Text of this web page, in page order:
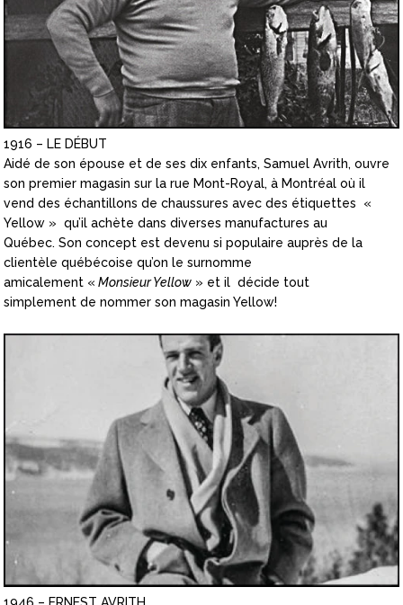
1916 – LE DÉBUT
Aidé de son épouse et de ses dix enfants, Samuel Avrith, ouvre
son premier magasin sur la rue Mont-Royal, à Montréal où il
vend des échantillons de chaussures avec des étiquettes «
Yellow » qu’il achète dans diverses manufactures au
Québec. Son concept est devenu si populaire auprès de la
clientèle québécoise qu’on le surnomme
amicalement « Monsieur Yellow » et il décide tout
simplement de nommer son magasin Yellow!